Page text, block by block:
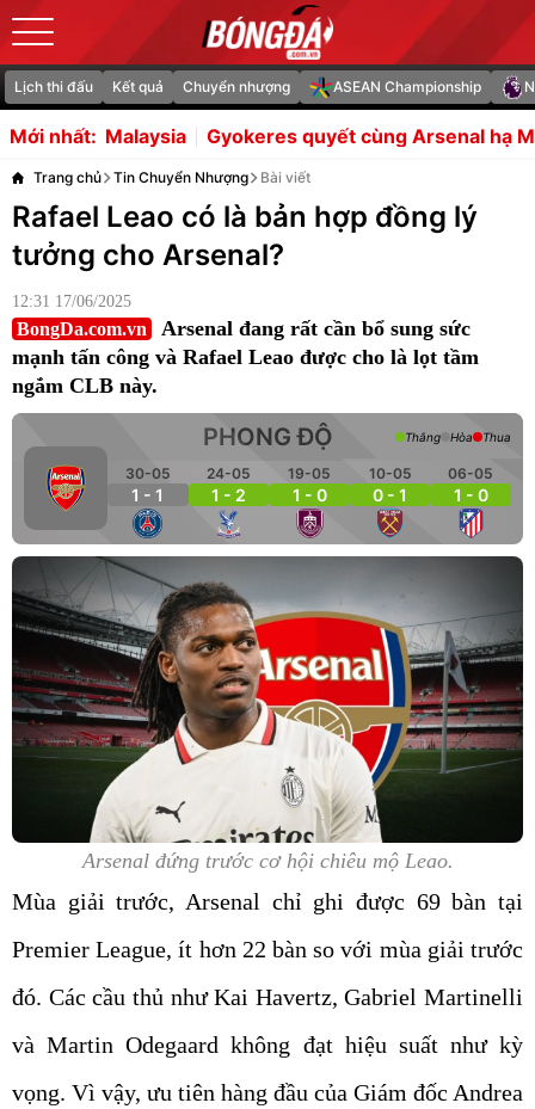
Lịch thi đấu Kết quả Chuyển nhượng ASEAN Championship
Mới nhất:Gyokeres quyết cùng Arsenal hạ Man City để lấy
Trang chủ Tin Chuyển Nhượng Bài viết
Rafael Leao có là bản hợp đồng lý
tưởng cho Arsenal?
12:31 17/06/2025
BongDa.com.vn
Arsenal đang rất cần bổ sung sức
mạnh tấn công và Rafael Leao được cho là lọt tầm
ngắm CLB này.
PHONG ĐỘ
30-05
1 - 1
24-05
1 - 2
19-05
1 - 0
10-05
0 - 1
06-05
1 - 0
Thắng Hòa Thua
Arsenal đứng trước cơ hội chiêu mộ Leao.
Mùa giải trước, Arsenal chỉ ghi được 69 bàn tại
Premier League, ít hơn 22 bàn so với mùa giải trước
đó. Các cầu thủ như Kai Havertz, Gabriel Martinelli
và Martin Odegaard không đạt hiệu suất như kỳ
vọng. Vì vậy, ưu tiên hàng đầu của Giám đốc Andrea